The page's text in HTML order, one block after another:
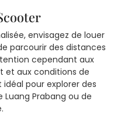
envisagez de louer
parcourir des distances
cependant aux
et aux conditions de
pour explorer des
Prabang ou de